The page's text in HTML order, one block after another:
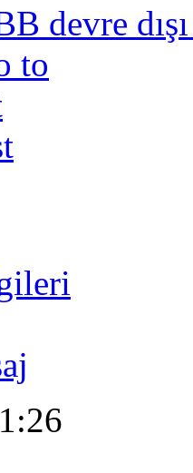
devre